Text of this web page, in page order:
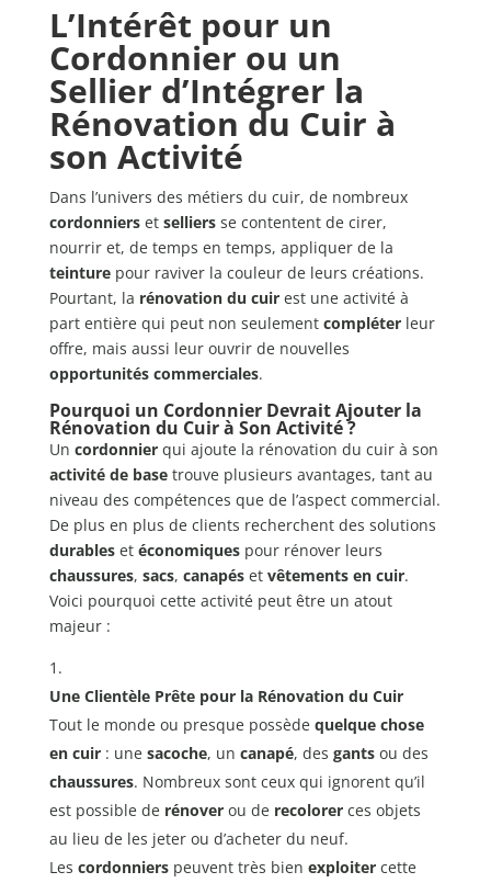
L’Intérêt pour un
Cordonnier ou un
Sellier d’Intégrer la
Rénovation du Cuir à
son Activité
Dans l’univers des métiers du cuir, de nombreux
cordonnierset selliersse contentent de cirer,
nourrir et, de temps en temps, appliquer de la
teinturepour raviver la couleur de leurs créations.
Pourtant, la rénovation du cuirest une activité à
part entière qui peut non seulement compléterleur
offre, mais aussi leur ouvrir de nouvelles
opportunités commerciales.
Pourquoi un Cordonnier Devrait Ajouter la
Rénovation du Cuir à Son Activité ?
Un cordonnierqui ajoute la rénovation du cuir à son
activité de basetrouve plusieurs avantages, tant au
niveau des compétences que de l’aspect commercial.
De plus en plus de clients recherchent des solutions
durableset économiquespour rénover leurs
chaussures, sacs, canapéset vêtements en cuir.
Voici pourquoi cette activité peut être un atout
majeur :
Une Clientèle Prête pour la Rénovation du Cuir
Tout le monde ou presque possède quelque chose
en cuir: une sacoche, un canapé, des gantsou des
chaussures. Nombreux sont ceux qui ignorent qu’il
est possible de rénoverou de recolorerces objets
au lieu de les jeter ou d’acheter du neuf.
Les cordonnierspeuvent très bien exploitercette